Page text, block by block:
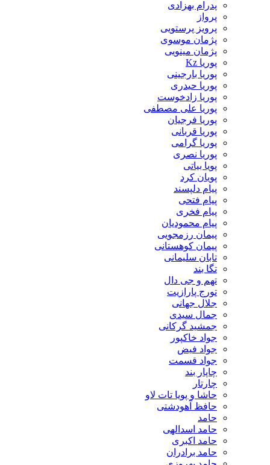
پدرام بهزادی
پرواز
پرویز پرستویی
پژمان موسوی
پژمان مینویی
پوریا Kz
پوریا بارجینی
پوریا حیدری
پوریا زادخوست
پوریا علی مصطفی
پوریا فرجیان
پوریا قربانی
پوریا گرامی
پوریا نصری
پویا بیاتی
پویان کرد
پیام دلپسند
پیام فتحی
پیام فخری
پیام محمودیان
پیمان رزمجویی
پیمان کوهستانی
تابان سلیمانی
تگا بند
تهم و جی دال
تورج پارازیت
جلال جهانی
جمال سیدی
جمشید گرکانی
جواد خاکپور
جواد فیض
جواد قسمت
چاپار بند
چارتار
حاشا و پویا تات لاو
حافظ آهودشتی
حامد
حامد اسدالهی
حامد اکبری
حامد برادران